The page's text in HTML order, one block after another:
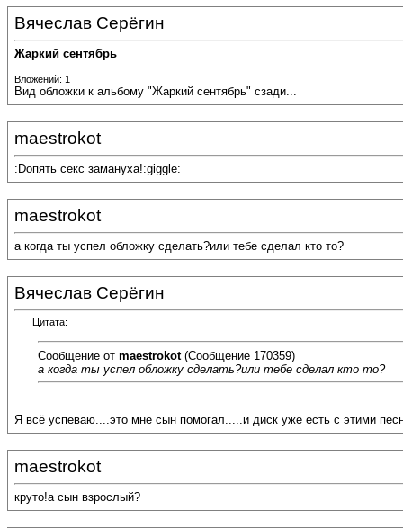
Вячеслав Серёгин
Жаркий сентябрь
Вложений: 1
Вид обложки к альбому "Жаркий сентябрь" сзади...
maestrokot
:Dопять секс замануха!:giggle:
maestrokot
а когда ты успел обложку сделать?или тебе сделал кто то?
Вячеслав Серёгин
Цитата:
Сообщение от maestrokot(Сообщение 170359)
а когда ты успел обложку сделать?или тебе сделал кто то?
Я всё успеваю....это мне сын помогал.....и диск уже есть с этими
maestrokot
круто!а сын взрослый?